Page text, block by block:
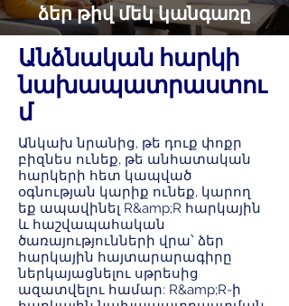
ձեր թիվ մեկ կանգառը
Անձնական հարկի
նախապատրաստու
մ
Անկախ նրանից, թե դուք փոքր
բիզնես ունեք, թե անհատական
հարկերի հետ կապված
օգնության կարիք ունեք, կարող
եք ապավինել R&amp;R հարկային
և հաշվապահական
ծառայությունների վրա՝ ձեր
հարկային հայտարարագիրը
ներկայացնելու սթրեսից
ազատվելու համար: R&amp;R-ի